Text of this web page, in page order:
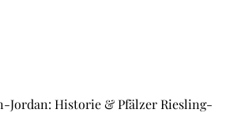
Jordan: Historie & Pfälzer Riesling-